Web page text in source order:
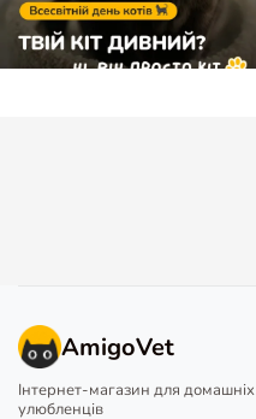
AmigoVet
Інтернет-магазин для домашніх
улюбленців